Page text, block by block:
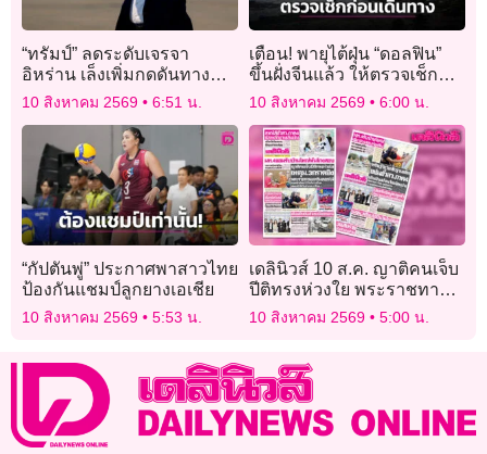
“ทรัมป์” ลดระดับเจรจา
อิหร่าน เล็งเพิ่มกดดันทาง
เศรษฐกิจ
10 สิงหาคม 2569 6:51 น.
เตือน! พายุไต้ฝุ่น “ดอลฟิน”
ขึ้นฝั่งจีนแล้ว ให้ตรวจเช็ก
สภาพอากาศก่อนเดินทาง
10 สิงหาคม 2569 6:00 น.
“กัปตันพู่” ประกาศพาสาวไทย
ป้องกันแชมป์ลูกยางเอเชีย
10 สิงหาคม 2569 5:53 น.
เดลินิวส์ 10 ส.ค. ญาติคนเจ็บ
ปีติทรงห่วงใย พระราชทาน
แจกันดอกไม้ เหตุม.3 กราด
10 สิงหาคม 2569 5:00 น.